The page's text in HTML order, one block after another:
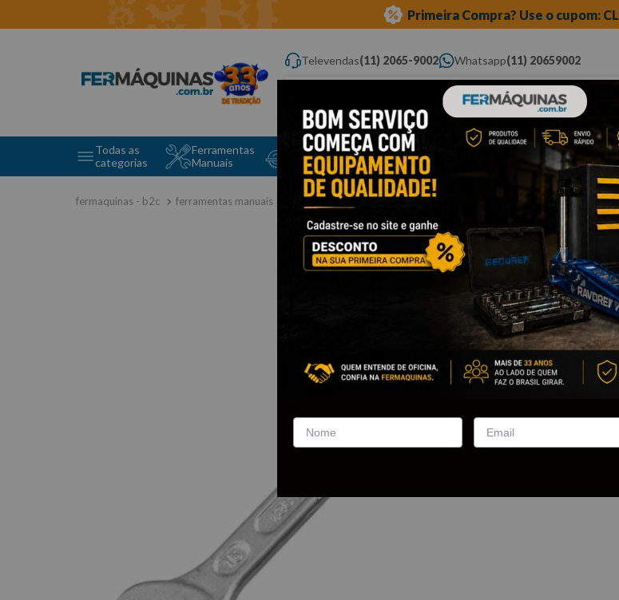
Primeira Compra? Use o cupom:
Televendas(11) 2065-9002 Whatsapp(11) 20659002
Digite aqui o que você procura...
Todas as
categorias
Ferramentas
Manuais
Ferramentas Elétricas
e Máquinas
Ferramentas
Ferramentas
ferramentas manuais chave fixa